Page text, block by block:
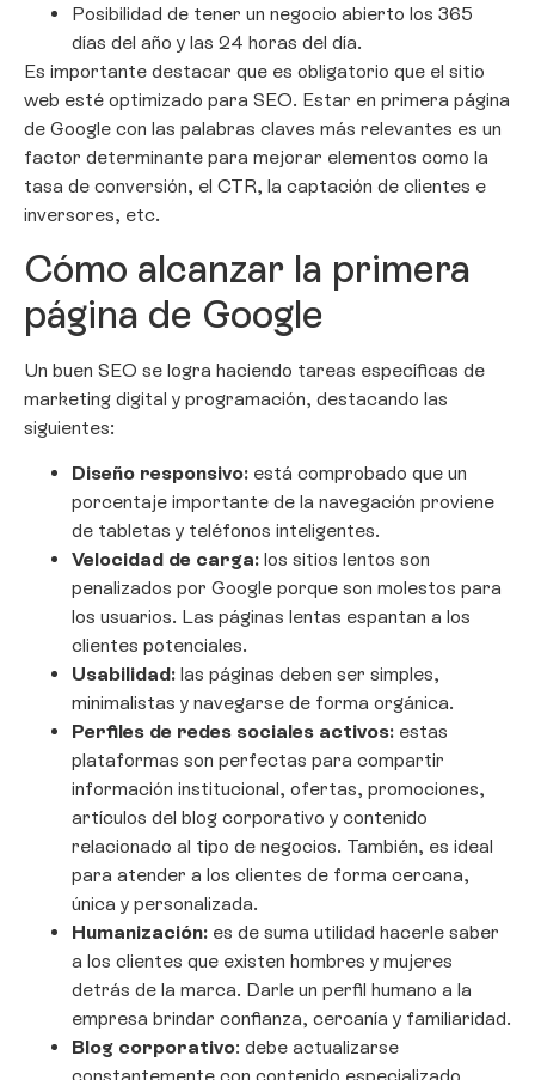
Posibilidad de tener un negocio abierto los 365
días del año y las 24 horas del día.
Es importante destacar que es obligatorio que el sitio
web esté optimizado para SEO. Estar en primera página
de Google con las palabras claves más relevantes es un
factor determinante para mejorar elementos como la
tasa de conversión, el CTR, la captación de clientes e
inversores, etc.
Cómo alcanzar la primera
página de Google
Un buen SEO se logra haciendo tareas específicas de
marketing digital y programación, destacando las
siguientes:
Diseño responsivo: está comprobado que un
porcentaje importante de la navegación proviene
de tabletas y teléfonos inteligentes.
Velocidad de carga: los sitios lentos son
penalizados por Google porque son molestos para
los usuarios. Las páginas lentas espantan a los
clientes potenciales.
Usabilidad: las páginas deben ser simples,
minimalistas y navegarse de forma orgánica.
Perfiles de redes sociales activos: estas
plataformas son perfectas para compartir
información institucional, ofertas, promociones,
artículos del blog corporativo y contenido
relacionado al tipo de negocios. También, es ideal
para atender a los clientes de forma cercana,
única y personalizada.
Humanización: es de suma utilidad hacerle saber
a los clientes que existen hombres y mujeres
detrás de la marca. Darle un perfil humano a la
empresa brindar confianza, cercanía y familiaridad.
Blog corporativo: debe actualizarse